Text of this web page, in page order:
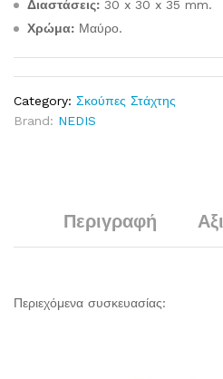
Διαστάσεις: 30 x 30 x 35 mm.
Χρώμα: Μαύρο.
Category: Σκούπες Στάχτης
Brand: NEDIS
Περιγραφή
Περιεχόμενα συσκευασίας: